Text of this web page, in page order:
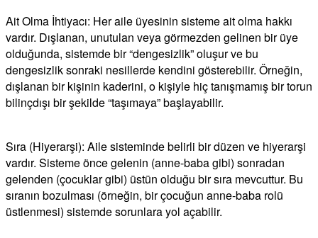
Ait Olma İhtiyacı: Her aile üyesinin sisteme ait olma hakkı
vardır. Dışlanan, unutulan veya görmezden gelinen bir üye
olduğunda, sistemde bir “dengesizlik” oluşur ve bu
dengesizlik sonraki nesillerde kendini gösterebilir. Örneğin,
dışlanan bir kişinin kaderini, o kişiyle hiç tanışmamış bir torun
bilinçdışı bir şekilde “taşımaya” başlayabilir.
Sıra (Hiyerarşi): Aile sisteminde belirli bir düzen ve hiyerarşi
vardır. Sisteme önce gelenin (anne-baba gibi) sonradan
gelenden (çocuklar gibi) üstün olduğu bir sıra mevcuttur. Bu
sıranın bozulması (örneğin, bir çocuğun anne-baba rolü
üstlenmesi) sistemde sorunlara yol açabilir.